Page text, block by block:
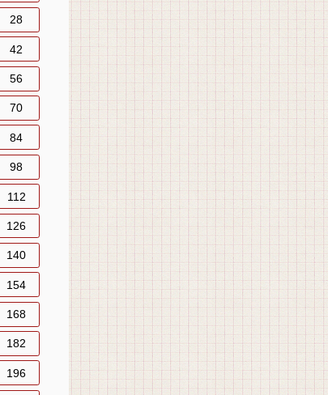
28
42
56
70
84
98
112
126
140
154
168
182
196